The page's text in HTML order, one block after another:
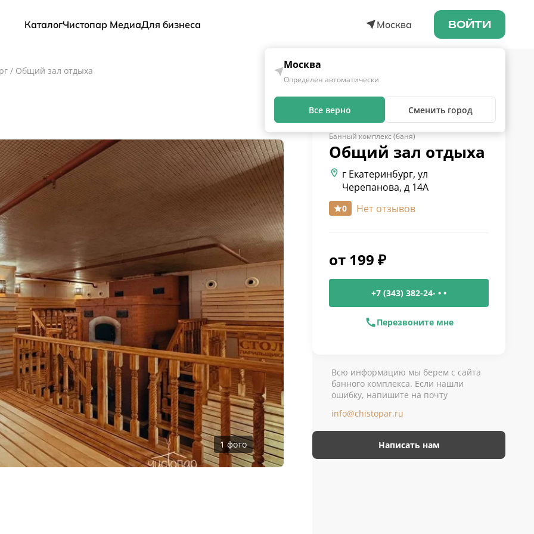
КаталогЧистопар МедиаДля бизнеса Москва ВОЙТИ
Москва
Определен автоматически
Все верно Сменить город
/ Общий зал отдыха
1 фото
Банный комплекс (баня)
Общий зал отдыха
г Екатеринбург, ул
Черепанова, д 14А
0 Нет отзывов
от 199 ₽
+7 (343) 382-24- • •
Перезвоните мне
Всю информацию мы берем с сайта
банного комплекса. Если нашли
ошибку, напишите на почту
info@chistopar.ru
Написать нам